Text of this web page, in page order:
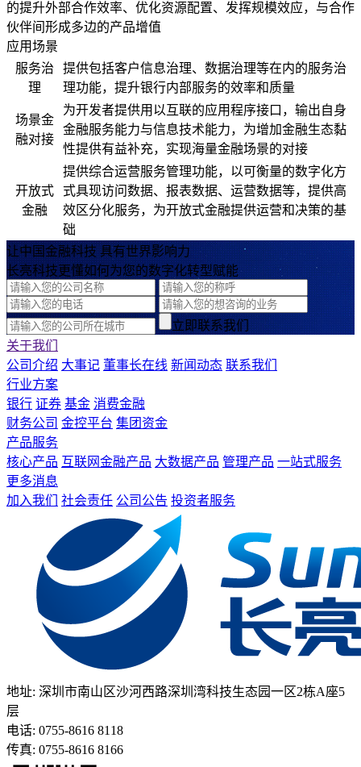
的提升外部合作效率、优化资源配置、发挥规模效应，与合作
伙伴间形成多边的产品增值
应用场景
服务治
理
提供包括客户信息治理、数据治理等在内的服务治
理功能，提升银行内部服务的效率和质量
场景金
融对接
为开发者提供用以互联的应用程序接口，输出自身
金融服务能力与信息技术能力，为增加金融生态黏
性提供有益补充，实现海量金融场景的对接
开放式
金融
提供综合运营服务管理功能，以可衡量的数字化方
式具现访问数据、报表数据、运营数据等，提供高
效区分化服务，为开放式金融提供运营和决策的基
础
让中国金融科技 具有世界影响力
长亮科技更懂如何为您的数字化转型赋能
立即联系我们
关于我们
公司介绍 大事记 董事长在线 新闻动态 联系我们
行业方案
银行 证券 基金 消费金融
财务公司 金控平台 集团资金
产品服务
核心产品 互联网金融产品 大数据产品 管理产品 一站式服务
更多消息
加入我们
社会责任 公司公告 投资者服务
地址: 深圳市南山区沙河西路深圳湾科技生态园一区2栋A座5
层
电话: 0755-8616 8118
传真: 0755-8616 8166